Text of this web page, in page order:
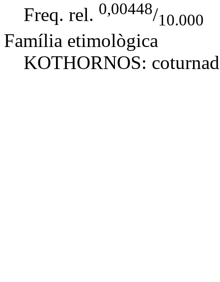
Freq. rel. 0,00448/10.000
Família etimològica
KOTHORNOS: